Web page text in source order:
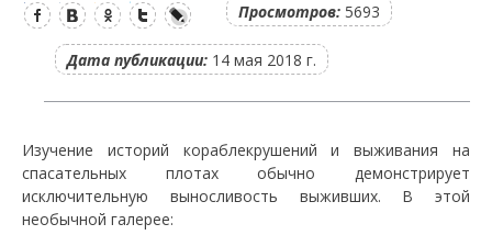
Просмотров: 5693
Дата публикации: 14 мая 2018 г.
Изучение историй кораблекрушений и выживания на
спасательных плотах обычно демонстрирует
исключительную выносливость выживших. В этой
необычной галерее: